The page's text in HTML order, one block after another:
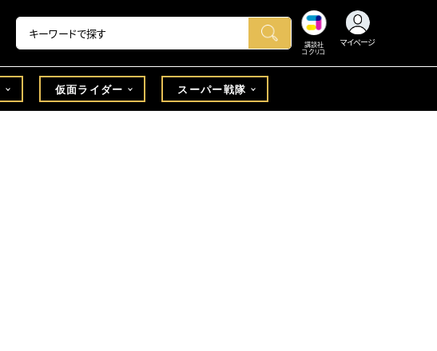
講談社
コクリコ
マイページ
仮面ライダー スーパー戦隊